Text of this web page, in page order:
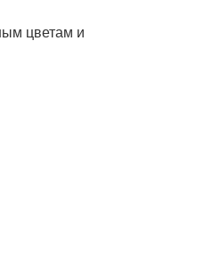
цветам и